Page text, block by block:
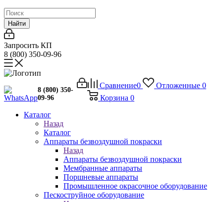
Найти
Запросить КП
8 (800) 350-09-96
Сравнение0 Отложенные 0
Корзина 0
8 (800) 350-
09-96
Каталог
Назад
Каталог
Аппараты безвоздушной покраски
Назад
Аппараты безвоздушной покраски
Мембранные аппараты
Поршневые аппараты
Промышленное окрасочное оборудование
Пескоструйное оборудование